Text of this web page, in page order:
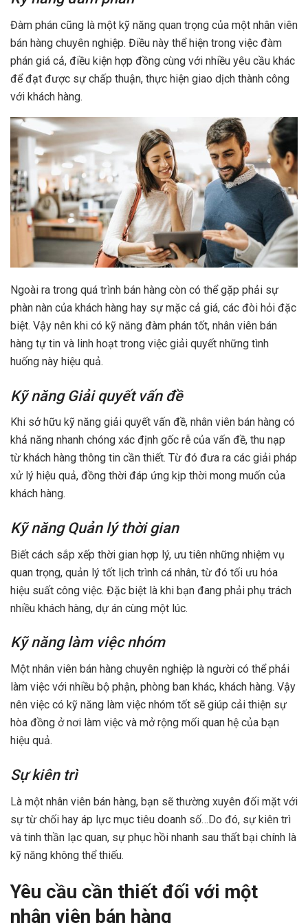
Đàm phán cũng là một kỹ năng quan trọng của một nhân viên
bán hàng chuyên nghiệp. Điều này thể hiện trong việc đàm
phán giá cả, điều kiện hợp đồng cùng với nhiều yêu cầu khác
để đạt được sự chấp thuận, thực hiện giao dịch thành công
với khách hàng.
Ngoài ra trong quá trình bán hàng còn có thể gặp phải sự
phàn nàn của khách hàng hay sự mặc cả giá, các đòi hỏi đặc
biệt. Vậy nên khi có kỹ năng đàm phán tốt, nhân viên bán
hàng tự tin và linh hoạt trong việc giải quyết những tình
huống này hiệu quả.
Kỹ năng Giải quyết vấn đề
Khi sở hữu kỹ năng giải quyết vấn đề, nhân viên bán hàng có
khả năng nhanh chóng xác định gốc rễ của vấn đề, thu nạp
từ khách hàng thông tin cần thiết. Từ đó đưa ra các giải pháp
xử lý hiệu quả, đồng thời đáp ứng kịp thời mong muốn của
khách hàng.
Kỹ năng Quản lý thời gian
Biết cách sắp xếp thời gian hợp lý, ưu tiên những nhiệm vụ
quan trọng, quản lý tốt lịch trình cá nhân, từ đó tối ưu hóa
hiệu suất công việc. Đặc biệt là khi bạn đang phải phụ trách
nhiều khách hàng, dự án cùng một lúc.
Kỹ năng làm việc nhóm
Một nhân viên bán hàng chuyên nghiệp là người có thể phải
làm việc với nhiều bộ phận, phòng ban khác, khách hàng. Vậy
nên việc có kỹ năng làm việc nhóm tốt sẽ giúp cải thiện sự
hòa đồng ở nơi làm việc và mở rộng mối quan hệ của bạn
hiệu quả.
Sự kiên trì
Là một nhân viên bán hàng, bạn sẽ thường xuyên đối mặt với
sự từ chối hay áp lực mục tiêu doanh số…Do đó, sự kiên trì
và tinh thần lạc quan, sự phục hồi nhanh sau thất bại chính là
kỹ năng không thể thiếu.
Yêu cầu cần thiết đối với một
nhân viên bán hàng